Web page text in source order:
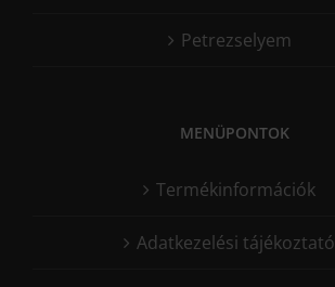
Petrezselyem
MENÜPONTOK
Termékinformációk
Adatkezelési tájékoztató